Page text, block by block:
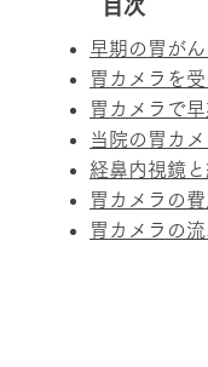
目次
早期の胃が
胃カメラを
胃カメラで
当院の胃カ
経鼻内視鏡
胃カメラの費
胃カメラの